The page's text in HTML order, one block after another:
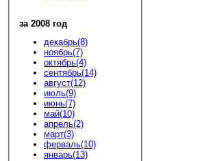
за 2008 год
декабрь(8)
ноябрь(7)
октябрь(4)
сентябрь(14)
август(12)
июль(9)
июнь(7)
май(10)
апрель(2)
март(3)
ферваль(10)
январь(13)